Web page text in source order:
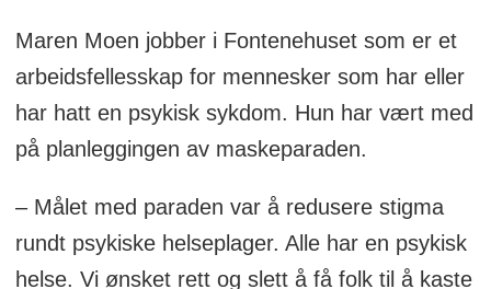
Maren Moen jobber i Fontenehuset som er et
arbeidsfellesskap for mennesker som har eller
har hatt en psykisk sykdom. Hun har vært med
på planleggingen av maskeparaden.
– Målet med paraden var å redusere stigma
rundt psykiske helseplager. Alle har en psykisk
helse. Vi ønsket rett og slett å få folk til å kaste